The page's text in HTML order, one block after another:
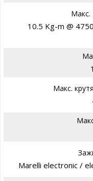
10.5 Kg-m @
Макс.
Marelli electronic /